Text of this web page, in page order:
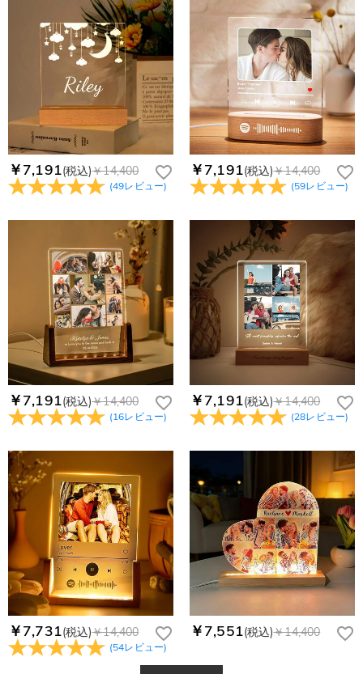
￥7,191(税込)￥14,400
(49レビュー)
￥7,191(税込)￥14,400
(59レビュー)
￥7,191(税込)￥14,400
(16レビュー)
￥7,191(税込)￥14,400
(28レビュー)
￥7,731(税込)￥14,400
(54レビュー)
￥7,551(税込)￥14,400